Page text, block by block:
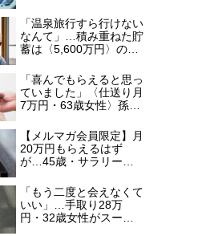
婦、戸建てを手放して選
んだ“ちょうどいい距離”
「温泉旅行すら行けない
なんて」…積み重ねた貯
蓄は〈5,600万円〉の68
を貯めたはずが「馬鹿だ
った」肩を落とす理由
「喜んでもらえると思っ
ていました」〈仕送り月
7万円・63歳女性〉孫へ
で崩れた親子関係
【メルマガ会員限定】月
20万円もらえるはず
が…45歳・サラリーマ
抱いた違和感。「年金ル
ール」知らずにそのまま
20年…65歳で受け取る
ことになる年金額に唖然
「もう二度と会えなくて
いい」…手取り28万
円・32歳女性がスーツ